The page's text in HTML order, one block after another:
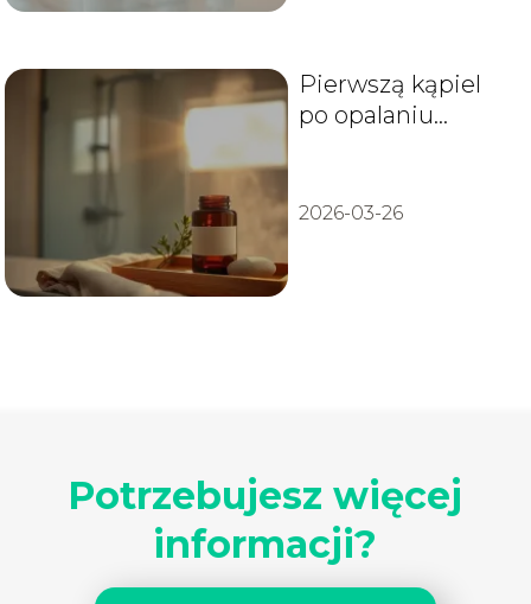
Pierwszą kąpiel
po opalaniu
2026-03-26
Potrzebujesz więcej
informacji?